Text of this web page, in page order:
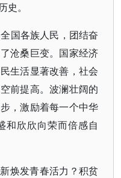
。
国各族人民，团结奋
沧桑巨变。国家经济
生活显著改善，社会
前提高。波澜壮阔的
，激励着每一个中华
和欣欣向荣而倍感自
焕发青春活力？积贫